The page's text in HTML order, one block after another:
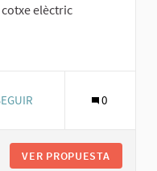
elèctric
Transport privat
SEGUIDORAS 0
VER PROPUESTA